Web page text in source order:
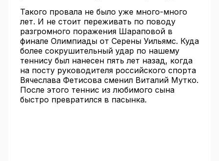
Такого провала не было уже много-много
лет. И не стоит переживать по поводу
разгромного поражения Шараповой в
финале Олимпиады от Серены Уильямс. Куда
более сокрушительный удар по нашему
теннису был нанесен пять лет назад, когда
на посту руководителя российского спорта
Вячеслава Фетисова сменил Виталий Мутко.
После этого теннис из любимого сына
быстро превратился в пасынка.